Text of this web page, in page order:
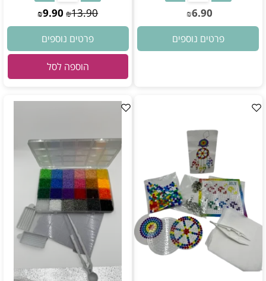
₪6.90
פרטים נוספים
₪13.90
₪9.90
פרטים נוספים
הוספה לסל